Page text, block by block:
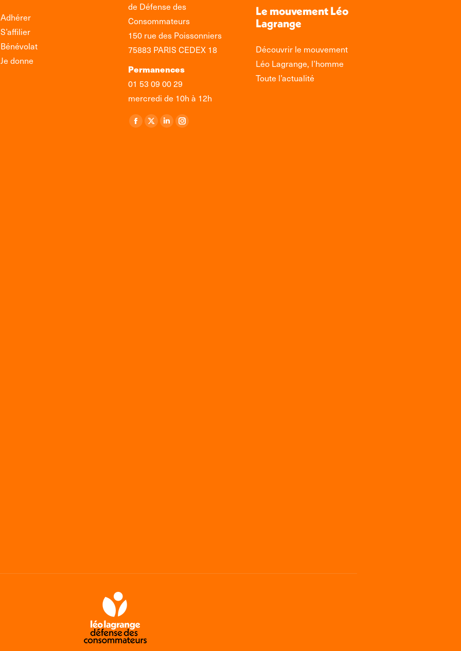
Adhérer
S’affilier
Bénévolat
Je donne
de Défense des
Consommateurs
150 rue des Poissonniers
75883 PARIS CEDEX 18
Permanences
01 53 09 00 29
mercredi de 10h à 12h
Retrouvez-nous sur :
La
La
La
La
Le mouvement Léo
Lagrange
Découvrir le mouvement
Léo Lagrange, l’homme
Toute l’actualité